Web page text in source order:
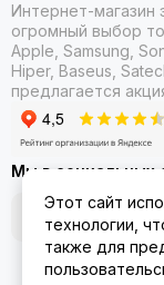
Интернет-магазин
огромный выбор
Apple, Samsung,
Hiper, Baseus,
предлагается
Мы в социальных
Этот сайт
технологии,
также для